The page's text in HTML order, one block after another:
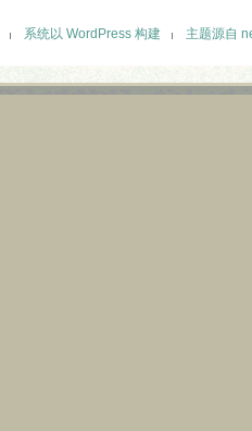
系统以 WordPress 构建 主题源自